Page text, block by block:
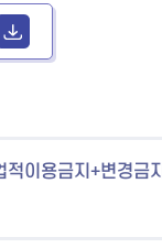
적이용금지+변경금지